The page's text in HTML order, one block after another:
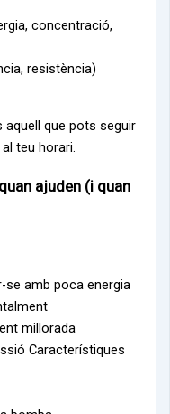
concentració,
resistència)
aquell que pots seguir
teu horari.
ajuden (i quan
se amb poca energia
millorada
Característiques